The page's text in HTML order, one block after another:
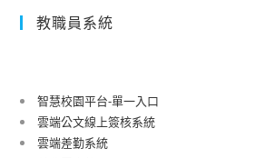
教職員系統
智慧校園平台-單一入口
雲端公文線上簽核系統
雲端差勤系統